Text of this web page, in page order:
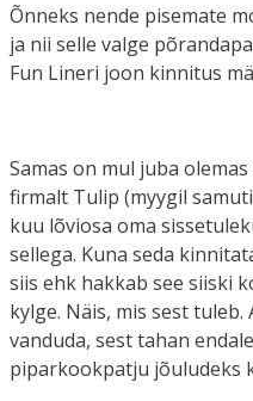
Õnneks nende pisemate
ja nii selle valge
Fun Lineri joon kinnitus
Samas on mul juba
firmalt Tulip (myygil
kuu lõviosa oma
sellega. Kuna seda
siis ehk hakkab see siiski
kylge. Näis, mis sest tuleb.
vanduda, sest tahan
piparkookpatju jõuludeks